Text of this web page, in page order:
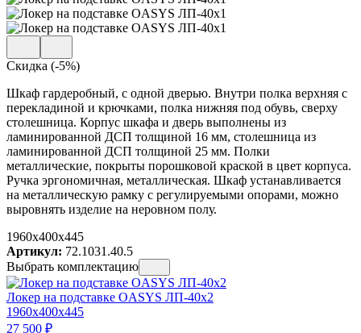
Скидка (-5%)
Шкаф гардеробный, с одной дверью. Внутри полка верхняя с
перекладиной и крючками, полка нижняя под обувь, сверху
столешница. Корпус шкафа и дверь выполнены из
ламинированной ДСП толщиной 16 мм, столешница из
ламинированной ДСП толщиной 25 мм. Полки
металлические, покрыты порошковой краской в цвет корпуса.
Ручка эргономичная, металлическая. Шкаф устанавливается
на металлическую рамку с регулируемыми опорами, можно
выровнять изделие на неровном полу.
1960x400x445
Артикул: 72.1031.40.5
Выбрать комплектацию
Локер на подставке OASYS ЛП-40х2
1960x400x445
27 500 ₽